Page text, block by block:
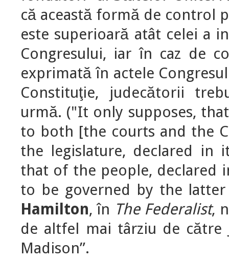
că această formă de control
este superioară atât celei a
Congresului, iar în caz de
exprimată în actele
Constituţie, judecătorii
urmă. ("It only supposes,
to both [the courts and the
the legislature, declared in
that of the people, declared
to be governed by the
Hamilton, în The Federalist,
de altfel mai târziu de către
Madison”.